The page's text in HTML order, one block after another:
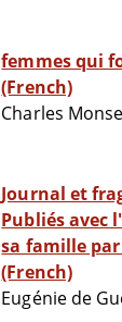
femmes qui
(French)
Charles
Journal et
Publiés avec
sa famille par
(French)
Eugénie de